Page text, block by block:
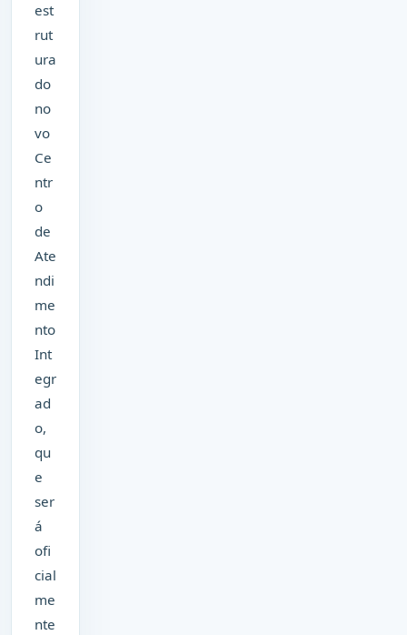
est
rut
ura
do
no
vo
Ce
ntr
o
de
Ate
ndi
me
nto
Int
egr
ad
o,
qu
e
ser
á
ofi
cial
me
nte